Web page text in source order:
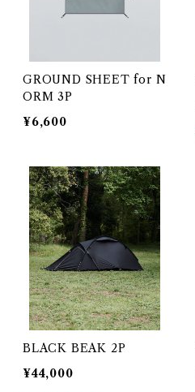
GROUND SHEET for N
ORM 3P
¥6,600
BLACK BEAK 2P
¥44,000